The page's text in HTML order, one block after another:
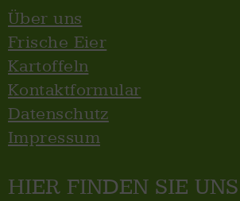
Über uns
Frische Eier
Kartoffeln
Kontaktformular
Datenschutz
Impressum
HIER FINDEN SIE UNS